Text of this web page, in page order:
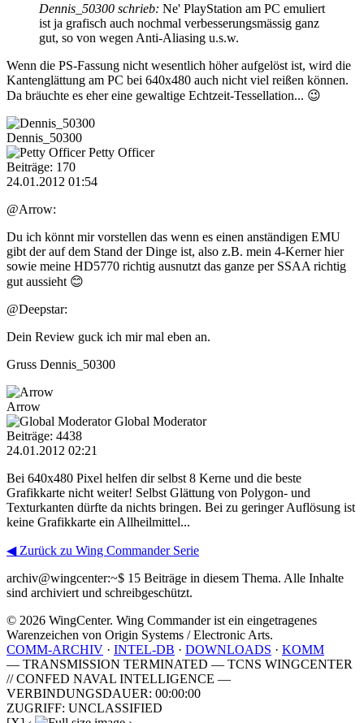
Dennis_50300 schrieb: Ne' PlayStation am PC emuliert
ist ja grafisch auch nochmal verbesserungsmässig ganz
gut, so von wegen Anti-Aliasing u.s.w.
Wenn die PS-Fassung nicht wesentlich höher aufgelöst ist, wird die
Kantenglättung am PC bei 640x480 auch nicht viel reißen können.
Da bräuchte es eher eine gewaltige Echtzeit-Tessellation... 😉
Dennis_50300
Petty Officer
Beiträge: 170
24.01.2012 01:54
@Arrow:
Du ich könnt mir vorstellen das wenn es einen anständigen EMU
gibt der auf dem Stand der Dinge ist, also z.B. mein 4-Kerner hier
sowie meine HD5770 richtig ausnutzt das ganze per SSAA richtig
gut aussieht 😊
@Deepstar:
Dein Review guck ich mir mal eben an.
Gruss Dennis_50300
Arrow
Global Moderator
Beiträge: 4438
24.01.2012 02:21
Bei 640x480 Pixel helfen dir selbst 8 Kerne und die beste
Grafikkarte nicht weiter! Selbst Glättung von Polygon- und
Texturkanten dürfte da nichts bringen. Bei zu geringer Auflösung ist
keine Grafikkarte ein Allheilmittel...
◀ Zurück zu Wing Commander Serie
archiv@wingcenter:~$ 15 Beiträge in diesem Thema. Alle Inhalte
sind archiviert und schreibgeschützt.
© 2026 WingCenter. Wing Commander ist ein eingetragenes
Warenzeichen von Origin Systems / Electronic Arts.
COMM-ARCHIV · INTEL-DB · DOWNLOADS · KOMM
— TRANSMISSION TERMINATED — TCNS WINGCENTER
// CONFED NAVAL INTELLIGENCE —
VERBINDUNGSDAUER: 00:00:00
ZUGRIFF: UNCLASSIFIED